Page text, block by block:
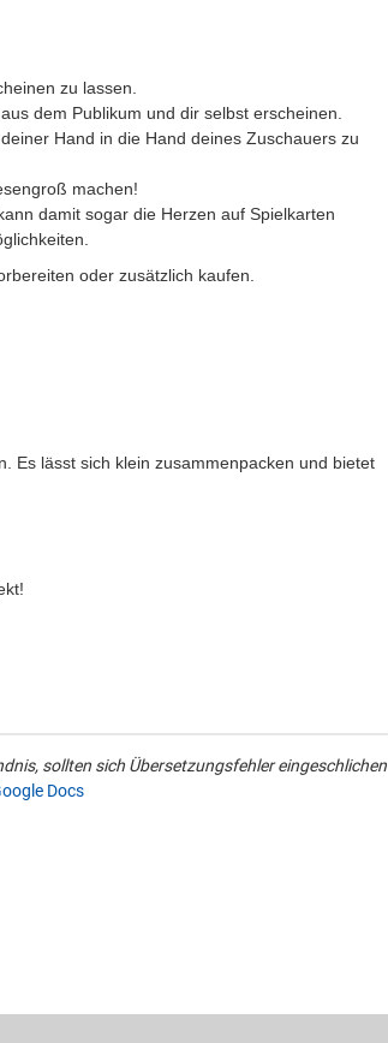
zu lassen.
dem Publikum und dir selbst erscheinen.
Hand in die Hand deines Zuschauers zu
machen!
damit sogar die Herzen auf Spielkarten
oder zusätzlich kaufen.
Es lässt sich klein zusammenpacken und bietet
sollten sich Übersetzungsfehler eingeschlichen
Docs